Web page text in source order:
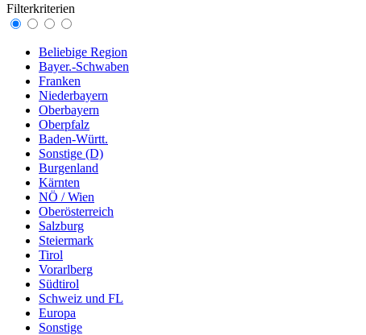
Filterkriterien
Beliebige Region
Bayer.-Schwaben
Franken
Niederbayern
Oberbayern
Oberpfalz
Baden-Württ.
Sonstige (D)
Burgenland
Kärnten
NÖ / Wien
Oberösterreich
Salzburg
Steiermark
Tirol
Vorarlberg
Südtirol
Schweiz und FL
Europa
Sonstige